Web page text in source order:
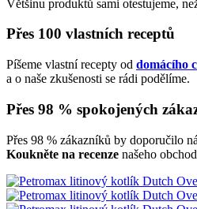
Většinu produktů sami otestujeme,
Přes 100 vlastních receptů
Píšeme vlastní recepty od domácího
a o naše zkušenosti se rádi podělíme.
Přes 98 % spokojených
Přes 98 % zákazníků by doporučilo
Koukněte na recenze našeho